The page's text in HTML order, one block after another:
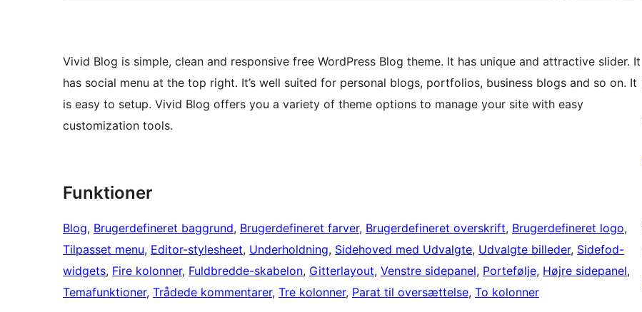
Vivid Blog is simple, clean and responsive free WordPress Blog theme. It has unique and attractive slider. It
has social menu at the top right. It’s well suited for personal blogs, portfolios, business blogs and so on. It
is easy to setup. Vivid Blog offers you a variety of theme options to manage your site with easy
customization tools.
Funktioner
Blog, Brugerdefineret baggrund, Brugerdefineret farver, Brugerdefineret overskrift, Brugerdefineret logo
Tilpasset menu, Editor-stylesheet, Underholdning, Sidehoved med Udvalgte, Udvalgte billeder, Sidefod-
widgets, Fire kolonner, Fuldbredde-skabelon, Gitterlayout, Venstre sidepanel, Portefølje, Højre sidepanel
Temafunktioner, Trådede kommentarer, Tre kolonner, Parat til oversættelse, To kolonner